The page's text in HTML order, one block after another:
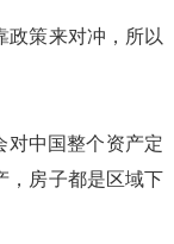
策来对冲，所以
中国整个资产定
，房子都是区域下